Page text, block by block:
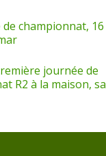
championnat, 16
journée de
R2 à la maison,